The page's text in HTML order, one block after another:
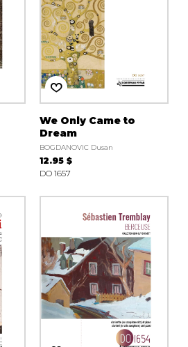
We Only Came to
Dream
BOGDANOVIC Dusan
12.95 $
DO 1657